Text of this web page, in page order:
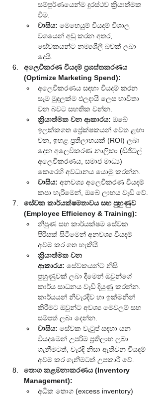
සම්පූර්ණයෙන්ම දුරස්ථව ක්‍රියාත්මක
වීම.
වාසිය: මෙහෙයුම් වියදම් විශාල
වශයෙන් අඩු කරන අතර,
සේවකයන්ට නම්‍යශීලී බවක් ලබා
දෙයි.
අලෙවිකරණ වියදම් ප්‍රශස්තකරණය
(Optimize Marketing Spend):
අලෙවිකරණය සඳහා වියදම් කරන
සෑම මුදලක්ම ඵලදායී ලෙස භාවිතා
වන බවට සහතික වන්න.
ක්‍රියාත්මක වන ආකාරය: ඔබේ
ඉලක්කගත ප්‍රේක්ෂකයන් වෙත ළඟා
වන, ඉහළ ප්‍රතිලාභයක් (ROI) ලබා
දෙන අලෙවිකරණ නාලිකා (ඩිජිටල්
අලෙවිකරණය, සමාජ මාධ්‍ය)
කෙරෙහි අවධානය යොමු කරන්න.
වාසිය: අනවශ්‍ය අලෙවිකරණ වියදම්
කපා හැරීමෙන්, ඔබේ ලාභය වැඩි වේ.
සේවක කාර්යක්ෂමතාවය සහ පුහුණුව
(Employee Efficiency & Training):
නිපුණ සහ කාර්යක්ෂම සේවක
පිරිසක් සිටීමෙන් අනවශ්‍ය වියදම්
අවම කර ගත හැකියි.
ක්‍රියාත්මක වන
ආකාරය: සේවකයන්ට නිසි
පුහුණුවක් ලබා දීමෙන් ඔවුන්ගේ
කාර්ය සාධනය වැඩි දියුණු කරන්න.
කාර්යයන් නිවැරදිව හා ඉක්මනින්
කිරීමට ඔවුන්ට අවශ්‍ය මෙවලම් සහ
සම්පත් ලබා දෙන්න.
වාසිය: සේවක වැටුප් සඳහා යන
වියදමෙන් උපරිම ප්‍රතිලාභ ලබා
ගැනීමටත්, වැරදි නිසා ඇතිවන වියදම්
අවම කර ගැනීමටත් උපකාරී වේ.
තොග කළමනාකරණය (Inventory
Management):
අධික තොග (excess inventory)